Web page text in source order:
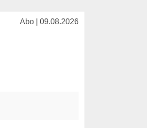
Abo | 09.08.2026